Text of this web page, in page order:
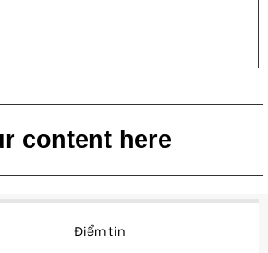
content here
Điểm tin